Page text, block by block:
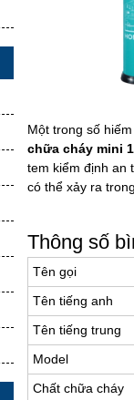
Một trong số
chữa cháy mini
tem kiểm định an
có thể xảy ra
Thông số
Tên gọi
Tên tiếng anh
Tên tiếng trung
Model
Chất chữa cháy